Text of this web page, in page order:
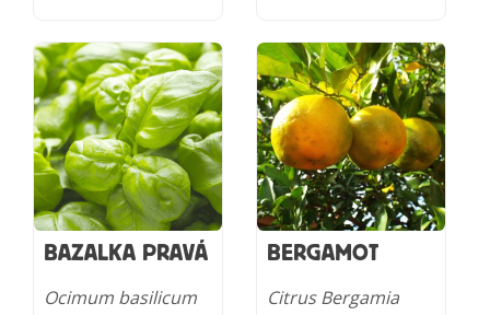
BAZALKA PRAVÁ
Ocimum basilicum
BERGAMOT
Citrus Bergamia